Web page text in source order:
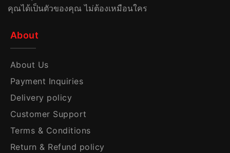
คุณได้เป็นตัวของคุณ ไม่ต้องเหมือนใคร
About
About Us
Payment Inquiries
Delivery policy
Customer Support
Terms & Conditions
Return & Refund policy